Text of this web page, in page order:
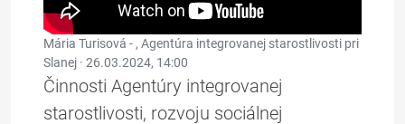
Mária Turisová - , Agentúra integrovanej starostlivosti pri
Slanej · 26.03.2024, 14:00
Činnosti Agentúry integrovanej
starostlivosti, rozvoju sociálnej